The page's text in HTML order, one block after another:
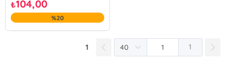
₺104,00
%20
1 1